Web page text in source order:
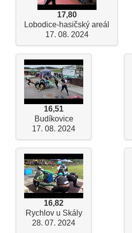
17,80
Lobodice-hasičský areál
17. 08. 2024
16,51
Budíkovice
17. 08. 2024
16,82
Rychlov u Skály
28. 07. 2024